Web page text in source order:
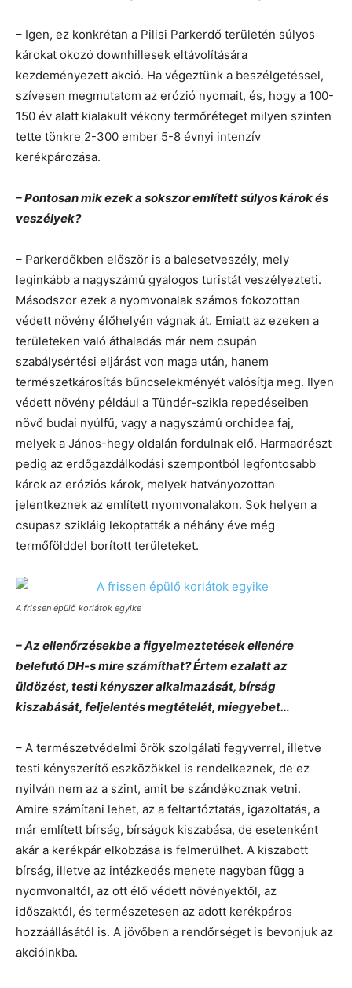
– Igen, ez konkrétan a Pilisi Parkerdő területén súlyos
károkat okozó downhillesek eltávolítására
kezdeményezett akció. Ha végeztünk a beszélgetéssel,
szívesen megmutatom az erózió nyomait, és, hogy a 100-
150 év alatt kialakult vékony termőréteget milyen szinten
tette tönkre 2-300 ember 5-8 évnyi intenzív
kerékpározása.
– Pontosan mik ezek a sokszor említett súlyos károk és
veszélyek?
– Parkerdőkben először is a balesetveszély, mely
leginkább a nagyszámú gyalogos turistát veszélyezteti.
Másodszor ezek a nyomvonalak számos fokozottan
védett növény élőhelyén vágnak át. Emiatt az ezeken a
területeken való áthaladás már nem csupán
szabálysértési eljárást von maga után, hanem
természetkárosítás bűncselekményét valósítja meg. Ilyen
védett növény például a Tündér-szikla repedéseiben
növő budai nyúlfű, vagy a nagyszámú orchidea faj,
melyek a János-hegy oldalán fordulnak elő. Harmadrészt
pedig az erdőgazdálkodási szempontból legfontosabb
károk az eróziós károk, melyek hatványozottan
jelentkeznek az említett nyomvonalakon. Sok helyen a
csupasz szikláig lekoptatták a néhány éve még
termőfölddel borított területeket.
A frissen épülő korlátok egyike
– Az ellenőrzésekbe a figyelmeztetések ellenére
belefutó DH-s mire számíthat? Értem ezalatt az
üldözést, testi kényszer alkalmazását, bírság
kiszabását, feljelentés megtételét, miegyebet…
– A természetvédelmi őrök szolgálati fegyverrel, illetve
testi kényszerítő eszközökkel is rendelkeznek, de ez
nyilván nem az a szint, amit be szándékoznak vetni.
Amire számítani lehet, az a feltartóztatás, igazoltatás, a
már említett bírság, bírságok kiszabása, de esetenként
akár a kerékpár elkobzása is felmerülhet. A kiszabott
bírság, illetve az intézkedés menete nagyban függ a
nyomvonaltól, az ott élő védett növényektől, az
időszaktól, és természetesen az adott kerékpáros
hozzáállásától is. A jövőben a rendőrséget is bevonjuk az
akcióinkba.